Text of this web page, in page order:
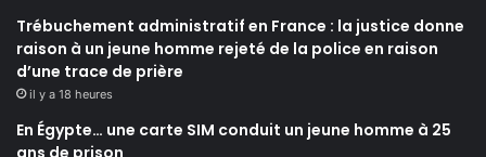
Trébuchement administratif en France : la justice donne
raison à un jeune homme rejeté de la police en raison
d’une trace de prière
il y a 18 heures
En Égypte… une carte SIM conduit un jeune homme à 25
ans de prison